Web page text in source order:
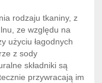
rodzaju tkaniny, z
ze względu na
użyciu łagodnych
z sody
składniki są
przywracają im